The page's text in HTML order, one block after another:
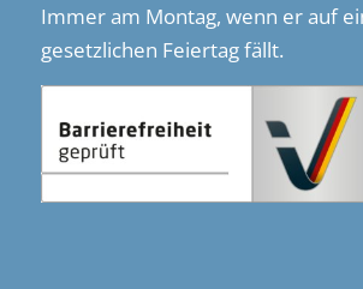
Immer am Montag, wenn er auf
gesetzlichen Feiertag fällt.